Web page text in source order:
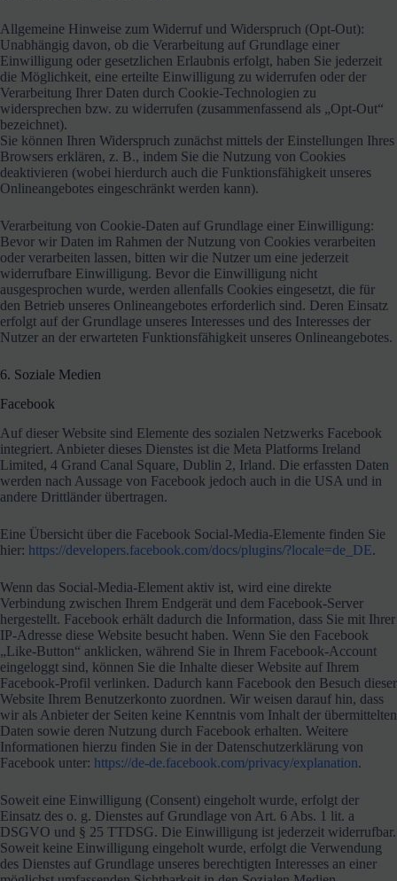
Allgemeine Hinweise zum Widerruf und Widerspruch (Opt-Out):
Unabhängig davon, ob die Verarbeitung auf Grundlage einer
Einwilligung oder gesetzlichen Erlaubnis erfolgt, haben Sie jederzeit
die Möglichkeit, eine erteilte Einwilligung zu widerrufen oder der
Verarbeitung Ihrer Daten durch Cookie-Technologien zu
widersprechen bzw. zu widerrufen (zusammenfassend als „Opt-Out“
bezeichnet).
Sie können Ihren Widerspruch zunächst mittels der Einstellungen Ihres
Browsers erklären, z. B., indem Sie die Nutzung von Cookies
deaktivieren (wobei hierdurch auch die Funktionsfähigkeit unseres
Onlineangebotes eingeschränkt werden kann).
Verarbeitung von Cookie-Daten auf Grundlage einer Einwilligung:
Bevor wir Daten im Rahmen der Nutzung von Cookies verarbeiten
oder verarbeiten lassen, bitten wir die Nutzer um eine jederzeit
widerrufbare Einwilligung. Bevor die Einwilligung nicht
ausgesprochen wurde, werden allenfalls Cookies eingesetzt, die für
den Betrieb unseres Onlineangebotes erforderlich sind. Deren Einsatz
erfolgt auf der Grundlage unseres Interesses und des Interesses der
Nutzer an der erwarteten Funktionsfähigkeit unseres Onlineangebotes.
6. Soziale Medien
Facebook
Auf dieser Website sind Elemente des sozialen Netzwerks Facebook
integriert. Anbieter dieses Dienstes ist die Meta Platforms Ireland
Limited, 4 Grand Canal Square, Dublin 2, Irland. Die erfassten Daten
werden nach Aussage von Facebook jedoch auch in die USA und in
andere Drittländer übertragen.
Eine Übersicht über die Facebook Social-Media-Elemente finden Sie
hier: https://developers.facebook.com/docs/plugins/?locale=de_DE.
Wenn das Social-Media-Element aktiv ist, wird eine direkte
Verbindung zwischen Ihrem Endgerät und dem Facebook-Server
hergestellt. Facebook erhält dadurch die Information, dass Sie mit Ihrer
IP-Adresse diese Website besucht haben. Wenn Sie den Facebook
„Like-Button“ anklicken, während Sie in Ihrem Facebook-Account
eingeloggt sind, können Sie die Inhalte dieser Website auf Ihrem
Facebook-Profil verlinken. Dadurch kann Facebook den Besuch dieser
Website Ihrem Benutzerkonto zuordnen. Wir weisen darauf hin, dass
wir als Anbieter der Seiten keine Kenntnis vom Inhalt der übermittelten
Daten sowie deren Nutzung durch Facebook erhalten. Weitere
Informationen hierzu finden Sie in der Datenschutzerklärung von
Facebook unter: https://de-de.facebook.com/privacy/explanation.
Soweit eine Einwilligung (Consent) eingeholt wurde, erfolgt der
Einsatz des o. g. Dienstes auf Grundlage von Art. 6 Abs. 1 lit. a
DSGVO und § 25 TTDSG. Die Einwilligung ist jederzeit widerrufbar.
Soweit keine Einwilligung eingeholt wurde, erfolgt die Verwendung
des Dienstes auf Grundlage unseres berechtigten Interesses an einer